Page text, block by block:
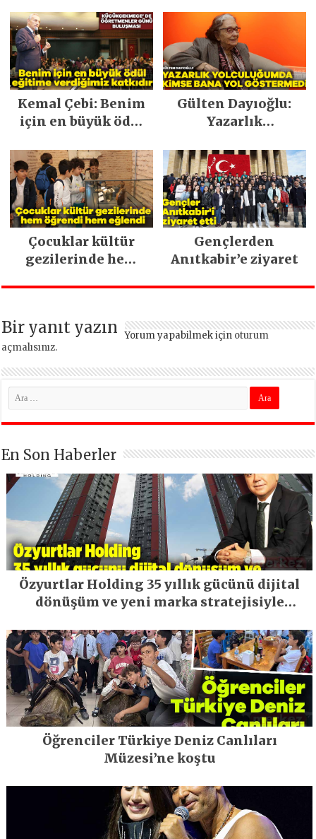
uygulaması
Kemal Çebi: Benim
için en büyük ödül
katkıdır
Gülten Dayıoğlu:
Yazarlık
kimse bana yol
göstermedi
Çocuklar kültür
gezilerinde hem
eğlendi
Gençlerden
Anıtkabir’e ziyaret
Bir yanıt yazın Yorum yapabilmek için oturum
açmalısınız.
En Son Haberler
Özyurtlar Holding 35 yıllık gücünü dijital
dönüşüm ve yeni marka stratejisiyle
Öğrenciler Türkiye Deniz Canlıları
Müzesi’ne koştu